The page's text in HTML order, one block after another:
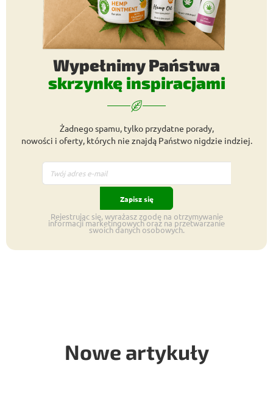
Wypełnimy Państwa
skrzynkę inspiracjami
Żadnego spamu, tylko przydatne porady,
nowości i oferty, których nie znajdą Państwo nigdzie indziej.
Zapisz się
Rejestrując się, wyrażasz zgodę na otrzymywanie
informacji marketingowych oraz na przetwarzanie
swoich danych osobowych.
Nowe artykuły